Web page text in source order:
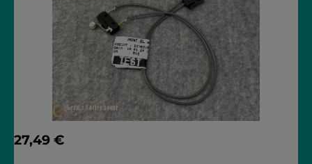
Regulärer Preis:
27,49 €